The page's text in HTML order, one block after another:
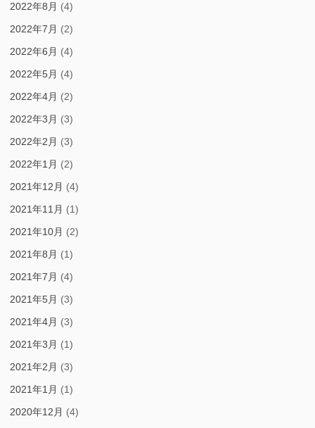
2022年8月 (4)
2022年7月 (2)
2022年6月 (4)
2022年5月 (4)
2022年4月 (2)
2022年3月 (3)
2022年2月 (3)
2022年1月 (2)
2021年12月 (4)
2021年11月 (1)
2021年10月 (2)
2021年8月 (1)
2021年7月 (4)
2021年5月 (3)
2021年4月 (3)
2021年3月 (1)
2021年2月 (3)
2021年1月 (1)
2020年12月 (4)